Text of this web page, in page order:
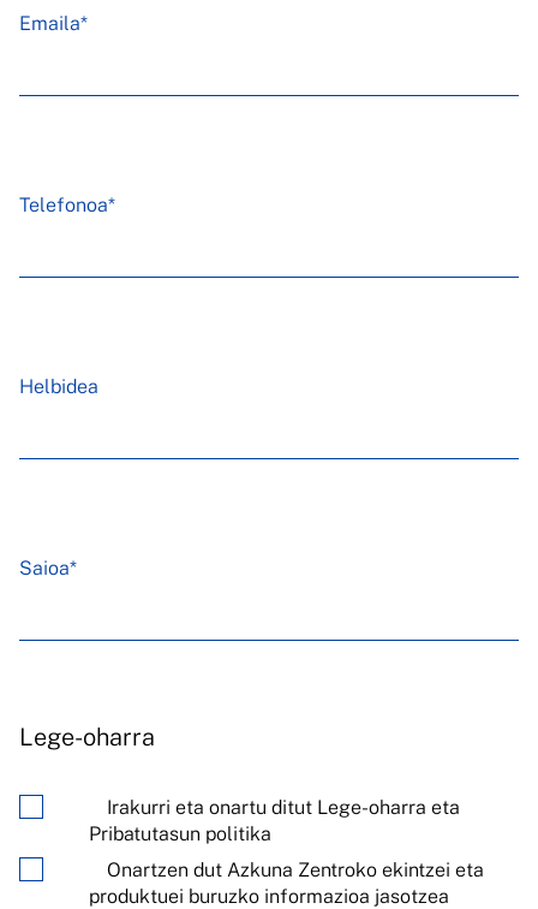
Emaila*
Telefonoa*
Helbidea
Saioa*
Lege-oharra
Irakurri eta onartu ditut Lege-oharra eta
Pribatutasun politika
Onartzen dut Azkuna Zentroko ekintzei eta
produktuei buruzko informazioa jasotzea